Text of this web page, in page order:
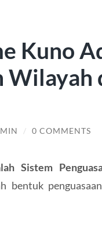
Kuno
Wilayah
/ 0 COMMENTS
Sistem
bentuk